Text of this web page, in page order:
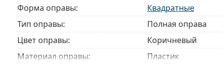
Форма оправы:
Квадратные
Тип оправы:
Полная оправа
Цвет оправы:
Коричневый
Материал оправы:
Пластик